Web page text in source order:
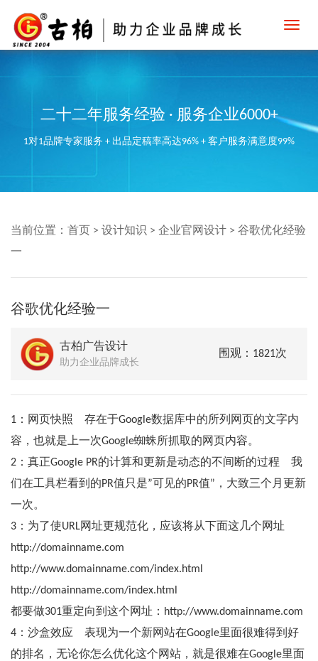
二十二年服务经验 · 服务企业6000+
1对1品牌专家服务 + 出品定稿率高达96% + 客户服务满意度99%
当前位置： 首页 > 设计知识 > 企业官网设计 > 谷歌优化经验
一
谷歌优化经验一
古柏广告设计
助力企业品牌成长
围观：1821次
1：网页快照 存在于Google数据库中的所列网页的文字内
容，也就是上一次Google蜘蛛所抓取的网页内容。
2：真正Google PR的计算和更新是动态的不间断的过程 我
们在工具栏看到的PR值只是”可见的PR值”，大致三个月更新
一次。
3：为了使URL网址更规范化，应该将从下面这几个网址
http://domainname.com
http://www.domainname.com/index.html
http://domainname.com/index.html
都要做301重定向到这个网址：http://www.domainname.com
4：沙盒效应 表现为一个新网站在Google里面很难得到好
的排名，无论你怎么优化这个网站，就是很难在Google里面